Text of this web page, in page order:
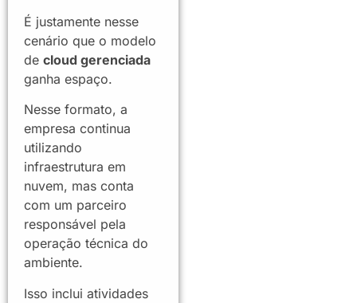
É justamente nesse
cenário que o modelo
de cloud gerenciada
ganha espaço.
Nesse formato, a
empresa continua
utilizando
infraestrutura em
nuvem, mas conta
com um parceiro
responsável pela
operação técnica do
ambiente.
Isso inclui atividades